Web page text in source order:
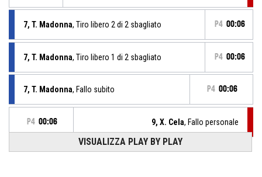
7, T. Madonna, Tiro libero 2 di 2 sbagliato P4 00:06
7, T. Madonna, Tiro libero 1 di 2 sbagliato P4 00:06
7, T. Madonna, Fallo subito P4 00:06
P4 00:06 9, X. Cela, Fallo personale
Timeout Pieno P4 00:09
VISUALIZZA PLAY BY PLAY